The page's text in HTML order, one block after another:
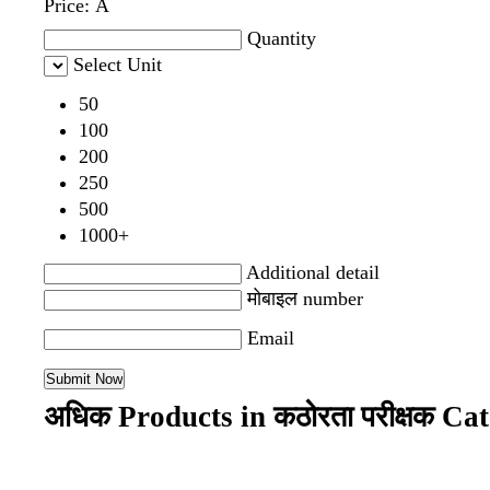
Price: Â
Quantity
Select Unit
50
100
200
250
500
1000+
Additional detail
मोबाइल number
Email
अधिक Products in कठोरता परीक्षक